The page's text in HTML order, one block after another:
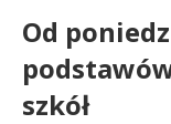
Od
szkół